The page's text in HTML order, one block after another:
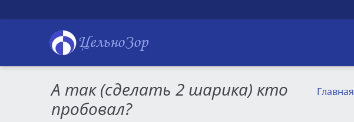
ЦельноЗор
А так (сделать 2 шарика) кто
пробовал?
Главная